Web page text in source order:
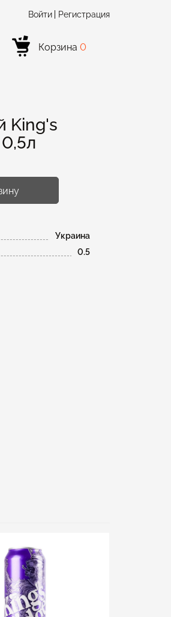
Регистрация
Войти
Корзина 0
King's
Украина
0.5